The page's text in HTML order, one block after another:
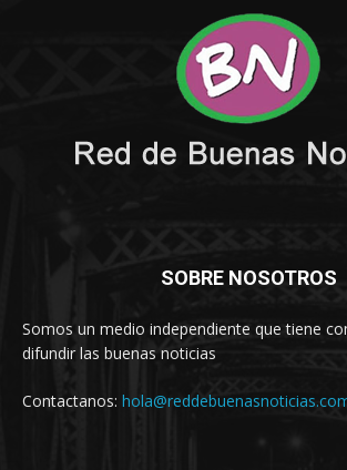
SOBRE NOSOTROS
Somos un medio independiente que tiene
difundir las buenas noticias
Contactanos: